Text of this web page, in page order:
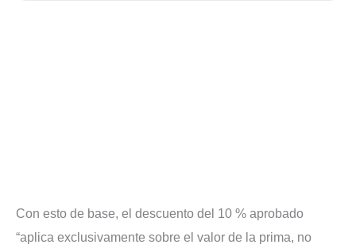
Con esto de base, el descuento del 10 % aprobado
“aplica exclusivamente sobre el valor de la prima, no